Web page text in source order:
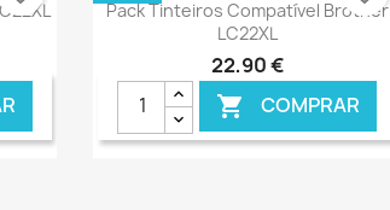
Pack Tinteiros Compatível Brother
LC22XL
22,90 €
 COMPRAR